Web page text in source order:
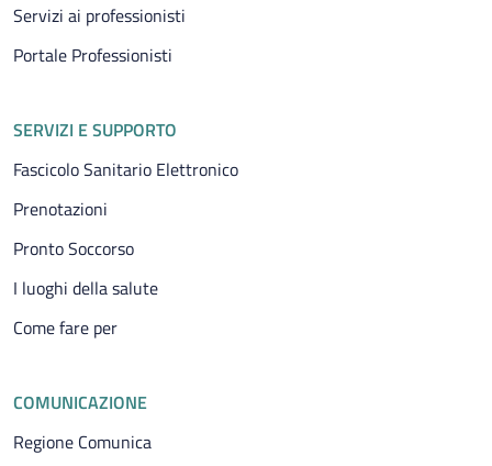
Servizi ai professionisti
Portale Professionisti
SERVIZI E SUPPORTO
Fascicolo Sanitario Elettronico
Prenotazioni
Pronto Soccorso
I luoghi della salute
Come fare per
COMUNICAZIONE
Regione Comunica